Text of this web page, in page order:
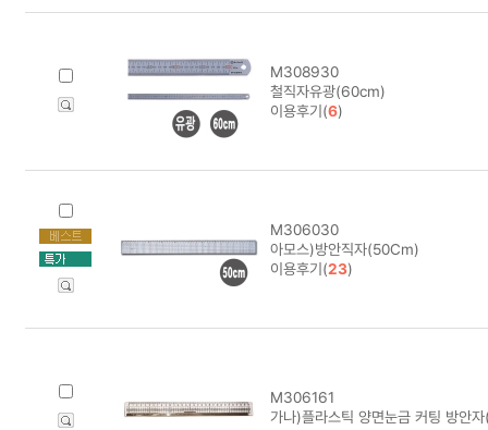
M308930
철직자유광(60cm)
이용후기(6)
M306030
아모스)방안직자(50Cm)
이용후기(23)
M306161
가나)플라스틱 양면눈금 커팅 방안